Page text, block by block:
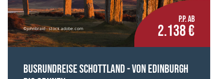
©johnbraid - stock.adobe.com
P.P. AB
2.138 €
Busrundreise Schottland - von Edinburgh